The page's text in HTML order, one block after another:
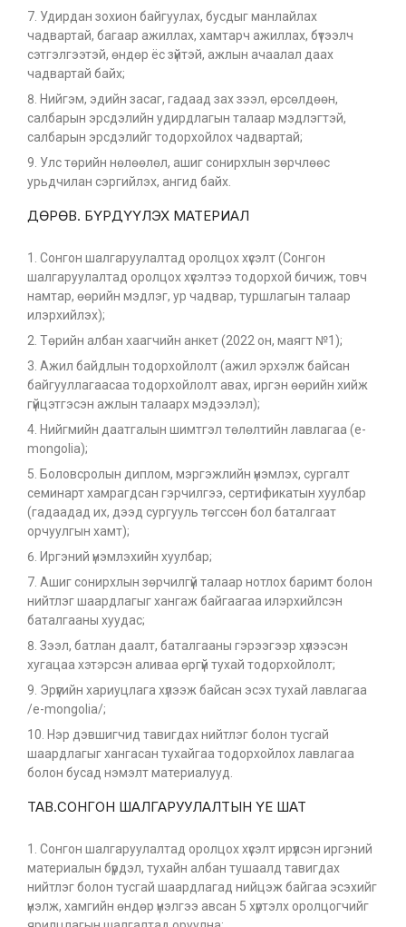
Удирдан зохион байгуулах, бусдыг манлайлах
чадвартай, багаар ажиллах, хамтарч ажиллах, бүтээлч
сэтгэлгээтэй, өндөр ёс зүйтэй, ажлын ачаалал даах
чадвартай байх;
Нийгэм, эдийн засаг, гадаад зах зээл, өрсөлдөөн,
салбарын эрсдэлийн удирдлагын талаар мэдлэгтэй,
салбарын эрсдэлийг тодорхойлох чадвартай;
Улс төрийн нөлөөлөл, ашиг сонирхлын зөрчлөөс
урьдчилан сэргийлэх, ангид байх.
ДӨРӨВ. БҮРДҮҮЛЭХ МАТЕРИАЛ
Сонгон шалгаруулалтад оролцох хүсэлт (Сонгон
шалгаруулалтад оролцох хүсэлтээ тодорхой бичиж, товч
намтар, өөрийн мэдлэг, ур чадвар, туршлагын талаар
илэрхийлэх);
Төрийн албан хаагчийн анкет (2022 он, маягт №1);
Ажил байдлын тодорхойлолт (ажил эрхэлж байсан
байгууллагаасаа тодорхойлолт авах, иргэн өөрийн хийж
гүйцэтгэсэн ажлын талаарх мэдээлэл);
Нийгмийн даатгалын шимтгэл төлөлтийн лавлагаа (e-
mongolia);
Боловсролын диплом, мэргэжлийн үнэмлэх, сургалт
семинарт хамрагдсан гэрчилгээ, сертификатын хуулбар
(гадаадад их, дээд сургууль төгссөн бол баталгаат
орчуулгын хамт);
Иргэний үнэмлэхийн хуулбар;
Ашиг сонирхлын зөрчилгүй талаар нотлох баримт болон
нийтлэг шаардлагыг хангаж байгаагаа илэрхийлсэн
баталгааны хуудас;
Зээл, батлан даалт, баталгааны гэрээгээр хүлээсэн
хугацаа хэтэрсэн аливаа өргүй тухай тодорхойлолт;
Эрүүгийн хариуцлага хүлээж байсан эсэх тухай лавлагаа
/e-mongolia/;
Нэр дэвшигчид тавигдах нийтлэг болон тусгай
шаардлагыг хангасан тухайгаа тодорхойлох лавлагаа
болон бусад нэмэлт материалууд.
ТАВ.СОНГОН ШАЛГАРУУЛАЛТЫН ҮЕ ШАТ
Сонгон шалгаруулалтад оролцох хүсэлт ирүүлсэн иргэний
материалын бүрдэл, тухайн албан тушаалд тавигдах
нийтлэг болон тусгай шаардлагад нийцэж байгаа эсэхийг
үнэлж, хамгийн өндөр үнэлгээ авсан 5 хүртэлх оролцогчийг